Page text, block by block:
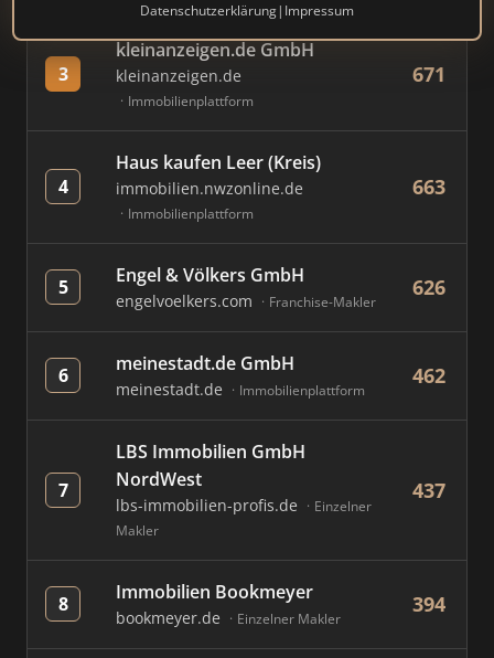
Datenschutzerklärung| Impressum
3
kleinanzeigen.de GmbH
kleinanzeigen.de
Immobilienplattform
671
4
Haus kaufen Leer (Kreis)
immobilien.nwzonline.de
Immobilienplattform
663
5 Engel & Völkers GmbH
engelvoelkers.com Franchise-Makler
626
6 meinestadt.de GmbH
meinestadt.de Immobilienplattform
462
7
LBS Immobilien GmbH
NordWest
lbs-immobilien-profis.de
Einzelner
Makler
437
8 Immobilien Bookmeyer
bookmeyer.de Einzelner Makler
394